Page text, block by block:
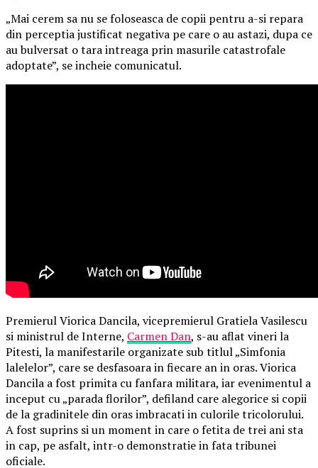
„Mai cerem sa nu se foloseasca de copii pentru a-si repara
din perceptia justificat negativa pe care o au astazi, dupa ce
au bulversat o tara intreaga prin masurile catastrofale
adoptate”, se incheie comunicatul.
Premierul Viorica Dancila, vicepremierul Gratiela Vasilescu
si ministrul de Interne, Carmen Dan, s-au aflat vineri la
Pitesti, la manifestarile organizate sub titlul „Simfonia
lalelelor”, care se desfasoara in fiecare an in oras. Viorica
Dancila a fost primita cu fanfara militara, iar evenimentul a
inceput cu „parada florilor”, defiland care alegorice si copii
de la gradinitele din oras imbracati in culorile tricolorului.
A fost suprins si un moment in care o fetita de trei ani sta
in cap, pe asfalt, intr-o demonstratie in fata tribunei
oficiale.